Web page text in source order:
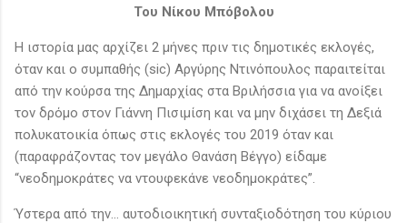
Του Νίκου Μπόβολου
Η ιστορία μας αρχίζει 2 μήνες πριν τις δημοτικές εκλογές,
όταν και ο συμπαθής (sic) Αργύρης Ντινόπουλος παραιτείται
από την κούρσα της Δημαρχίας στα Βριλήσσια για να ανοίξει
τον δρόμο στον Γιάννη Πισιμίση και να μην διχάσει τη Δεξιά
πολυκατοικία όπως στις εκλογές του 2019 όταν και
(παραφράζοντας τον μεγάλο Θανάση Βέγγο) είδαμε
“νεοδημοκράτες να ντουφεκάνε νεοδημοκράτες”.
Ύστερα από την… αυτοδιοικητική συνταξιοδότηση του κύριου